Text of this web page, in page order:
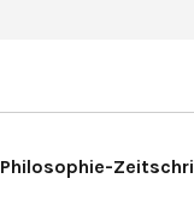
Philosophie-